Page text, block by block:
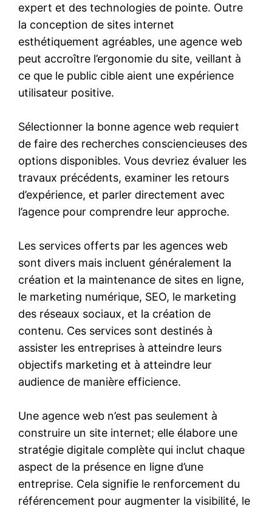
expert et des technologies de pointe. Outre
la conception de sites internet
esthétiquement agréables, une agence web
peut accroître l’ergonomie du site, veillant à
ce que le public cible aient une expérience
utilisateur positive.
Sélectionner la bonne agence web requiert
de faire des recherches consciencieuses des
options disponibles. Vous devriez évaluer les
travaux précédents, examiner les retours
d’expérience, et parler directement avec
l’agence pour comprendre leur approche.
Les services offerts par les agences web
sont divers mais incluent généralement la
création et la maintenance de sites en ligne,
le marketing numérique, SEO, le marketing
des réseaux sociaux, et la création de
contenu. Ces services sont destinés à
assister les entreprises à atteindre leurs
objectifs marketing et à atteindre leur
audience de manière efficience.
Une agence web n’est pas seulement à
construire un site internet; elle élabore une
stratégie digitale complète qui inclut chaque
aspect de la présence en ligne d’une
entreprise. Cela signifie le renforcement du
référencement pour augmenter la visibilité, le